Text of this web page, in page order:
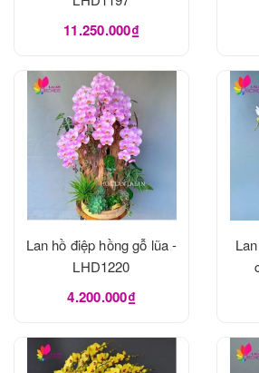
11.250.000₫
Lan hồ điệp hồng gỗ lũa -
LHD1220
4.200.000₫